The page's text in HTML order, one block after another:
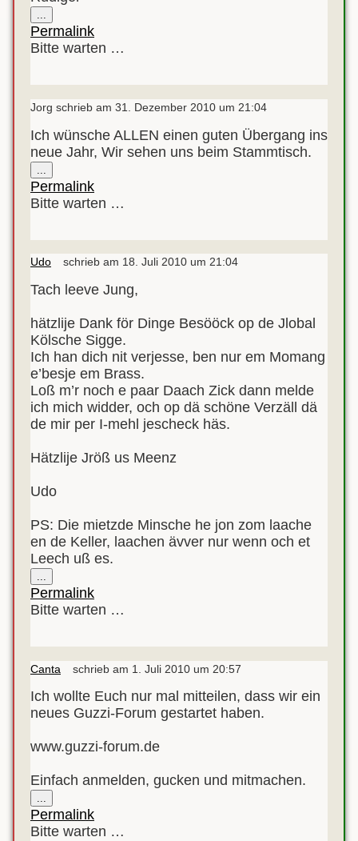
...
Metabox
ein-/ausblenden.
Permalink
Bitte warten …
Jorg schrieb am 31. Dezember 2010 um 21:04
Ich wünsche ALLEN einen guten Übergang ins
neue Jahr, Wir sehen uns beim Stammtisch.
Metabox
ein-/ausblenden.
Permalink
Bitte warten …
Udo schrieb am 18. Juli 2010 um 21:04
Tach leeve Jung,
hätzlije Dank för Dinge Besööck op de Jlobal
Kölsche Sigge.
Ich han dich nit verjesse, ben nur em Momang
e’besje em Brass.
Loß m’r noch e paar Daach Zick dann melde
ich mich widder, och op dä schöne Verzäll dä
de mir per I-mehl jescheck häs.
Hätzlije Jröß us Meenz
Udo
PS: Die mietzde Minsche he jon zom laache
en de Keller, laachen ävver nur wenn och et
Leech uß es.
Metabox
ein-/ausblenden.
Permalink
Bitte warten …
Canta schrieb am 1. Juli 2010 um 20:57
Ich wollte Euch nur mal mitteilen, dass wir ein
neues Guzzi-Forum gestartet haben.
www.guzzi-forum.de
Einfach anmelden, gucken und mitmachen.
...
Metabox
ein-/ausblenden.
Permalink
Bitte warten …